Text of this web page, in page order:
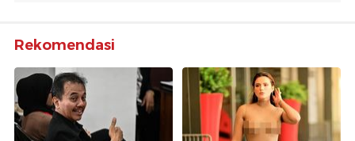
Rekomendasi